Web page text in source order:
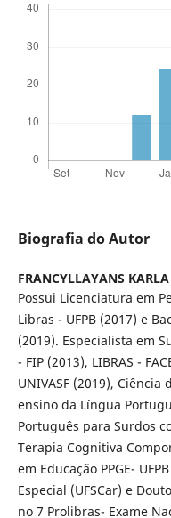
Biografia do Autor
FRANCYLLAYANS
Possui Licenciatura em
Libras - UFPB (2017) e
(2019). Especialista em
- FIP (2013), LIBRAS -
UNIVASF (2019),
ensino da Língua
Português para Surdos
Terapia Cognitiva
em Educação PPGE-
Especial (UFSCar) e
no 7 Prolibras- Exame